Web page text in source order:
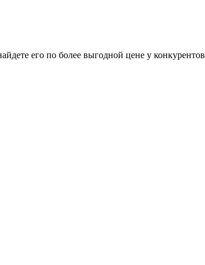
его по более выгодной цене у конкурентов